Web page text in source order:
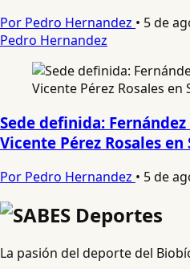
Por Pedro Hernandez • 5 de
Pedro Hernandez
Sede definida:
Vicente Pérez Rosales en
Por Pedro Hernandez • 5 de
La pasión del deporte del